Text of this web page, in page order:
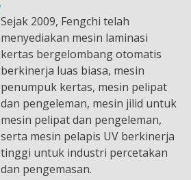
Sejak 2009, Fengchi telah
menyediakan mesin laminasi
kertas bergelombang otomatis
berkinerja luas biasa, mesin
penumpuk kertas, mesin pelipat
dan pengeleman, mesin jilid untuk
mesin pelipat dan pengeleman,
serta mesin pelapis UV berkinerja
tinggi untuk industri percetakan
dan pengemasan.